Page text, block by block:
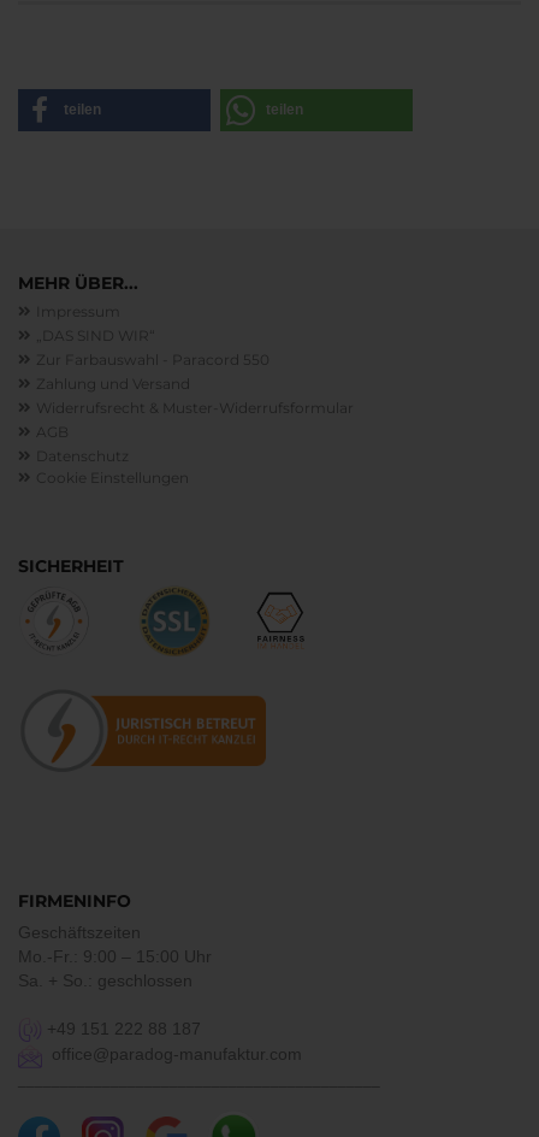
teilen teilen
MEHR ÜBER...
Impressum
„DAS SIND WIR“
Zur Farbauswahl - Paracord 550
Zahlung und Versand
Widerrufsrecht & Muster-Widerrufsformular
AGB
Datenschutz
Cookie Einstellungen
SICHERHEIT
FIRMENINFO
Geschäftszeiten
Mo.-Fr.: 9:00 – 15:00 Uhr
Sa. + So.: geschlossen
+49 151 222 88 187
office@paradog-manufaktur.com